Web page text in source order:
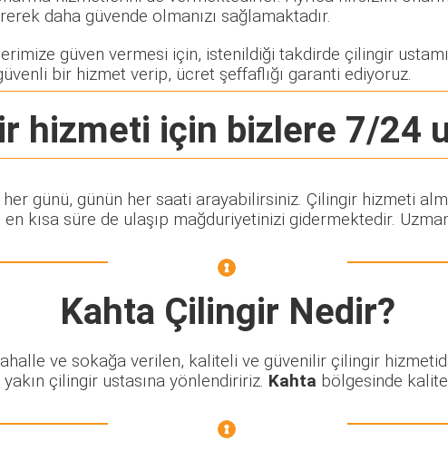
daha güvende olmanızı sağlamaktadır.
güven vermesi için, istenildiği takdirde çilingir
bir hizmet verip, ücret şeffaflığı garanti ediyoruz.
hizmeti için bizlere 7/24
günü, günün her saati arayabilirsiniz. Çilingir hizmeti
kısa süre de ulaşıp mağduriyetinizi gidermektedir.
Kahta Çilingir Nedir?
ve sokağa verilen, kaliteli ve güvenilir çilingir
çilingir ustasına yönlendiririz. Kahta bölgesinde